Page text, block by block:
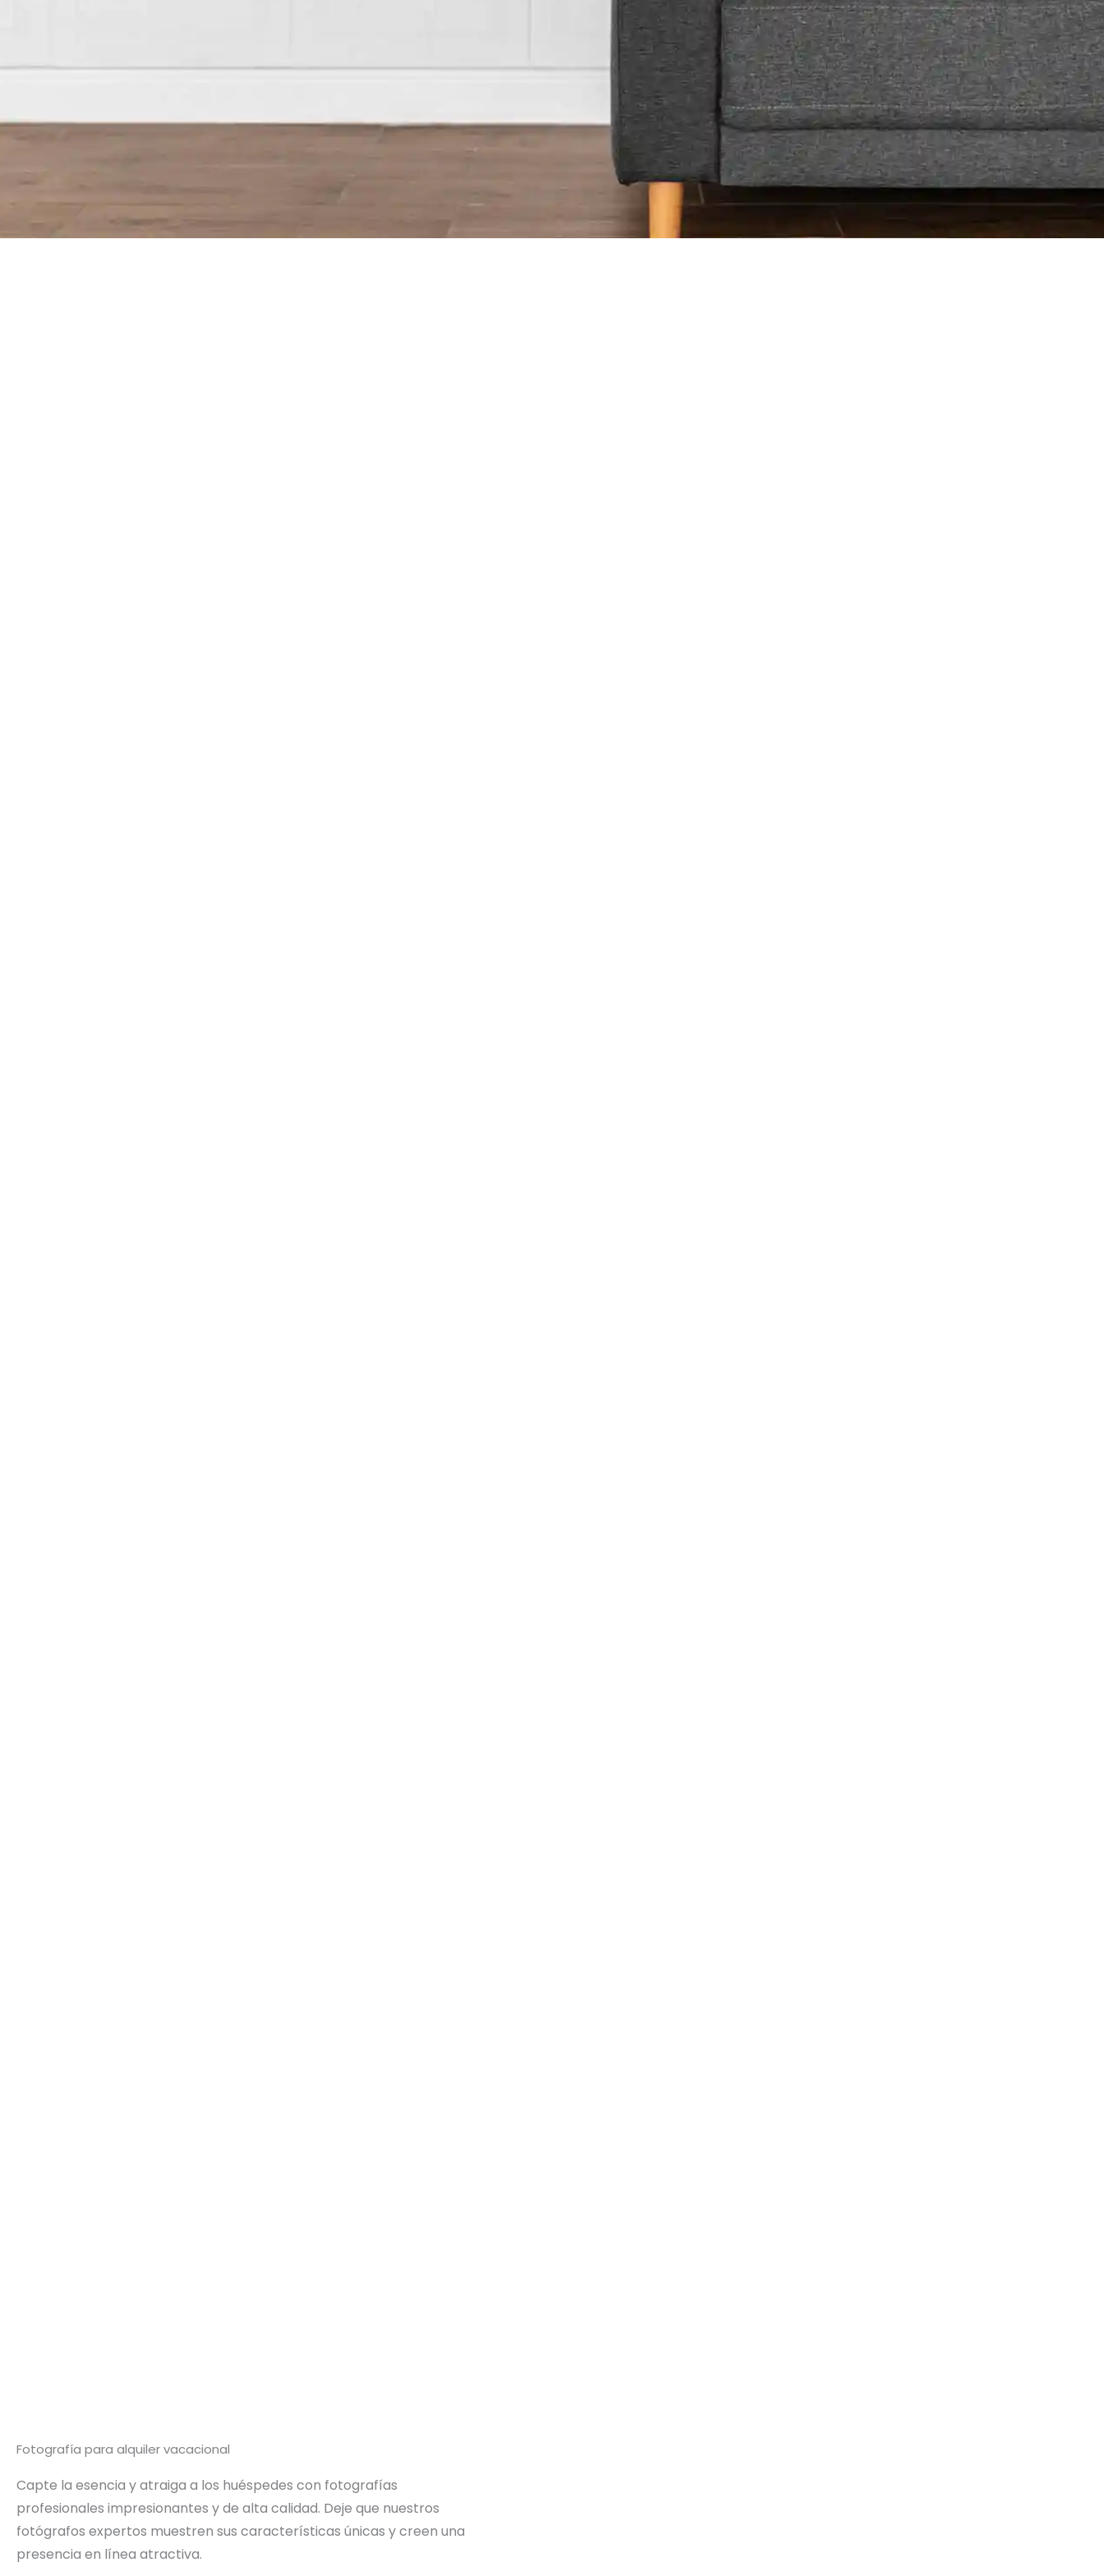
Fotografía para alquiler vacacional
Capte la esencia y atraiga a los huéspedes con fotografías
profesionales impresionantes y de alta calidad. Deje que nuestros
fotógrafos expertos muestren sus características únicas y creen una
presencia en línea atractiva.